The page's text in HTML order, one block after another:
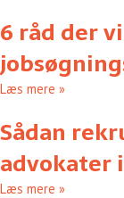
6 råd der
Læs mere »
Sådan
advokater
Læs mere »